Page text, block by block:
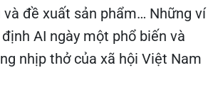
và đề xuất sản phẩm… Những ví
AI ngày một phổ biến và
nhịp thở của xã hội Việt Nam